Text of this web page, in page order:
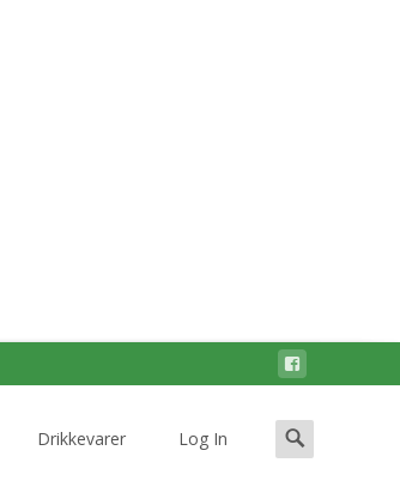
Drikkevarer Log In
Search
for: